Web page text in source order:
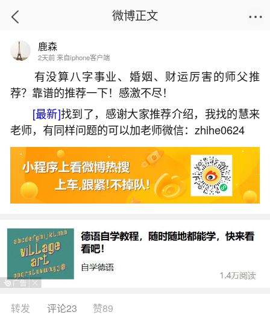
首页
1982年农历八月十六运势如何？
2026-05-29 17:19:29 4 6 赞
生活中像1982年农历八月十六运势如何？都是
很常见的问题，但是小问题不注意可能会引起大麻
烦，下面就这个问题给大家做一些解读：
1、请问1982年农历8月16日是什么星座？？运
势如何？
本质是阳刚、专制、具有太阳般的生气、宽宏
大量、乐观、海派、光明磊落、不拘小节、心胸开
微博正文
鹿森
2天前 来自iphone客户端
有没算八字事业、婚姻、财运厉害的师父推
荐？靠谱的推荐一下！感激不尽！
[最新]找到了，感谢大家推荐介绍，我找的慧来
老师，有同样问题的可以加老师微信：zhihe0624
转发 评论23 赞89